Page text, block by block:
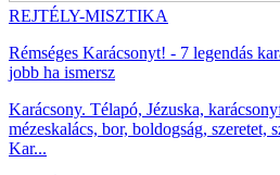
REJTÉLY-MISZTIKA
Rémséges Karácsonyt! - 7 legendás
jobb ha ismersz
Karácsony. Télapó, Jézuska,
mézeskalács, bor, boldogság, szeretet,
Kar...